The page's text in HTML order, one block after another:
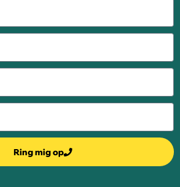
Ring mig op